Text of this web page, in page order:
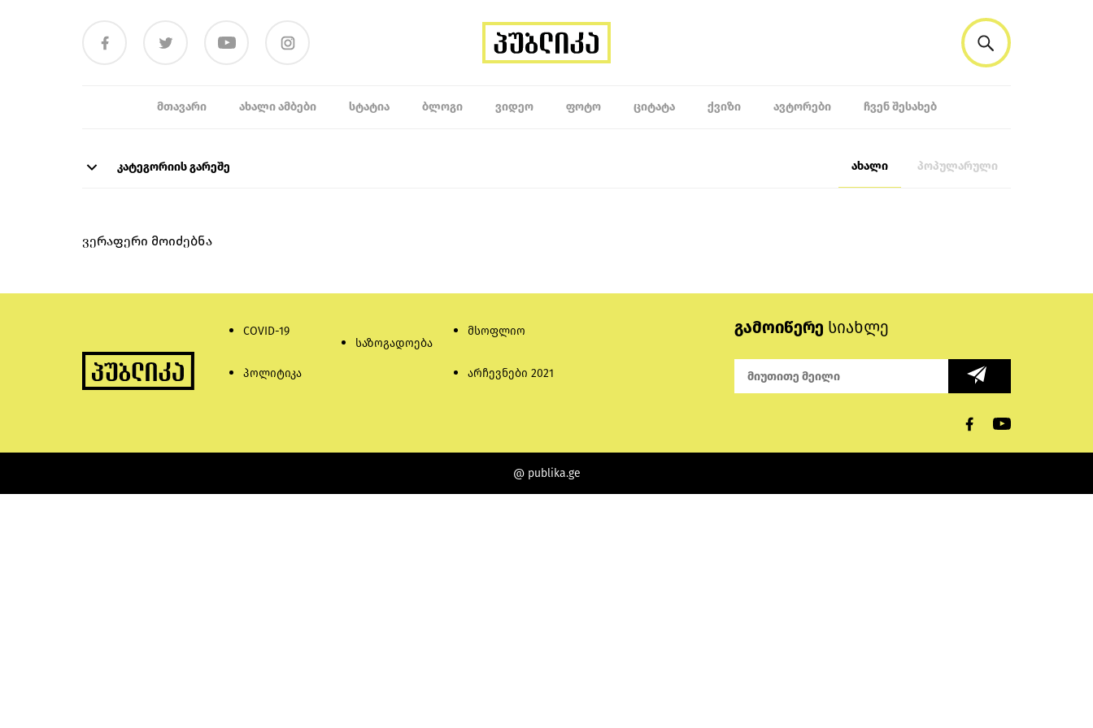
ᲛᲗᲐᲕᲐᲠᲘ ᲐᲮᲐᲚᲘ ᲐᲛᲑᲔᲑᲘ ᲡᲢᲐᲢᲘᲐ ᲑᲚᲝᲒᲘ ᲕᲘᲓᲔᲝ ᲤᲝᲢᲝ ᲪᲘᲢᲐᲢᲐ ᲥᲕᲘᲖᲘ ᲐᲕᲢᲝᲠᲔᲑᲘ ᲩᲕᲔᲜ ᲨᲔᲡᲐᲮᲔᲑ
კატეგორიის გარეშე ახალი პოპულარული
ვერაფერი მოიძებნა
COVID-19
პოლიტიკა
საზოგადოება
მსოფლიო
არჩევნები 2021
გამოიწერე სიახლე
@ publika.ge